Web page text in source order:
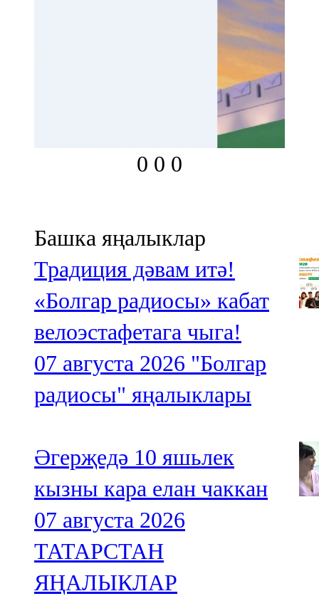
0 0 0
Башка яңалыклар
Традиция дәвам итә!
«Болгар радиосы» кабат
велоэстафетага чыга!
07 августа 2026 "Болгар
радиосы" яңалыклары
Әгерҗедә 10 яшьлек
кызны кара елан чаккан
07 августа 2026
ТАТАРСТАН
ЯҢАЛЫКЛАР